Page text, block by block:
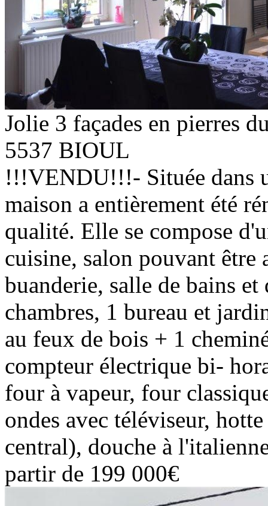
Jolie 3 façades en pierres
5537 BIOUL
!!!VENDU!!!- Située dans
maison a entièrement été
qualité. Elle se compose
cuisine, salon pouvant être
buanderie, salle de bains
chambres, 1 bureau et
au feux de bois + 1
compteur électrique bi-
four à vapeur, four
ondes avec téléviseur,
central), douche à
partir de 199 000€